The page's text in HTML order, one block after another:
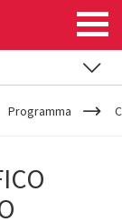
Programma